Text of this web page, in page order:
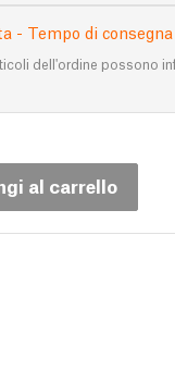
- Tempo di
dell'ordine possono
al carrello